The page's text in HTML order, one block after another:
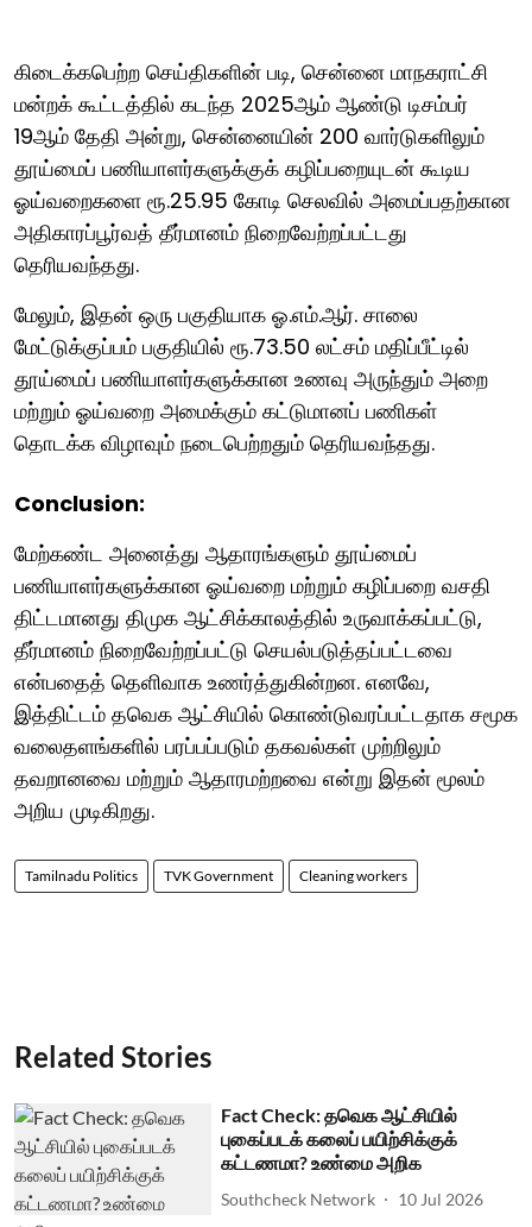
கிடைக்கபெற்ற செய்திகளின் படி, சென்னை மாநகராட்சி
மன்றக் கூட்டத்தில் கடந்த 2025ஆம் ஆண்டு டிசம்பர்
19ஆம் தேதி அன்று, சென்னையின் 200 வார்டுகளிலும்
தூய்மைப் பணியாளர்களுக்குக் கழிப்பறையுடன் கூடிய
ஓய்வறைகளை ரூ.25.95 கோடி செலவில் அமைப்பதற்கான
அதிகாரப்பூர்வத் தீர்மானம் நிறைவேற்றப்பட்டது
தெரியவந்தது.
மேலும், இதன் ஒரு பகுதியாக ஓ.எம்.ஆர். சாலை
மேட்டுக்குப்பம் பகுதியில் ரூ.73.50 லட்சம் மதிப்பீட்டில்
தூய்மைப் பணியாளர்களுக்கான உணவு அருந்தும் அறை
மற்றும் ஓய்வறை அமைக்கும் கட்டுமானப் பணிகள்
தொடக்க விழாவும் நடைபெற்றதும் தெரியவந்தது.
Conclusion:
மேற்கண்ட அனைத்து ஆதாரங்களும் தூய்மைப்
பணியாளர்களுக்கான ஓய்வறை மற்றும் கழிப்பறை வசதி
திட்டமானது திமுக ஆட்சிக்காலத்தில் உருவாக்கப்பட்டு,
தீர்மானம் நிறைவேற்றப்பட்டு செயல்படுத்தப்பட்டவை
என்பதைத் தெளிவாக உணர்த்துகின்றன. எனவே,
இத்திட்டம் தவெக ஆட்சியில் கொண்டுவரப்பட்டதாக சமூக
வலைதளங்களில் பரப்பப்படும் தகவல்கள் முற்றிலும்
தவறானவை மற்றும் ஆதாரமற்றவை என்று இதன் மூலம்
அறிய முடிகிறது.
Tamilnadu Politics TVK Government Cleaning workers
Related Stories
Fact Check: தவெக ஆட்சியில்
புகைப்படக் கலைப் பயிற்சிக்குக்
கட்டணமா? உண்மை அறிக
Southcheck Network 10 Jul 2026